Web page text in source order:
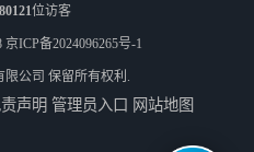
位访客
京ICP备2024096265号-1
限公司 保留所有权利.
声明 管理员入口 网站地图